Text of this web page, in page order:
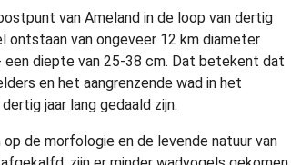
van Ameland in de loop van dertig
ontstaan van ongeveer 12 km diameter
diepte van 25-38 cm. Dat betekent dat
en het aangrenzende wad in het
jaar lang gedaald zijn.
de morfologie en de levende natuur van